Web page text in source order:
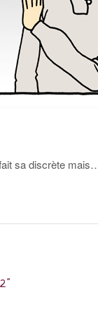
sa discrète
”